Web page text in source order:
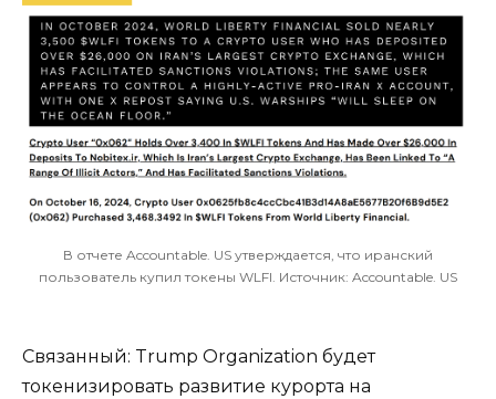
В отчете Accountable. US утверждается, что иранский
пользователь купил токены WLFI. Источник: Accountable. US
Связанный: Trump Organization будет
токенизировать развитие курорта на